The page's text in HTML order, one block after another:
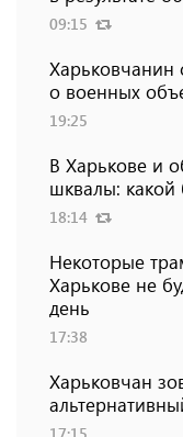
09:15
Харьковчанин
о военных
19:25
В Харькове и
шквалы: какой
18:14
Некоторые
Харькове не
день
17:38
Харьковчан